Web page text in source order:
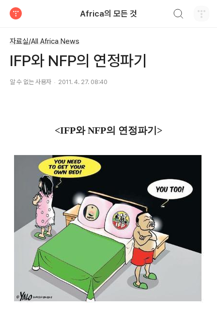
Africa의 모든 것
자료실/All Africa News
IFP와 NFP의 연정파기
알 수 없는 사용자 2011. 4. 27. 08:40
<IFP와 NFP의 연정파기>